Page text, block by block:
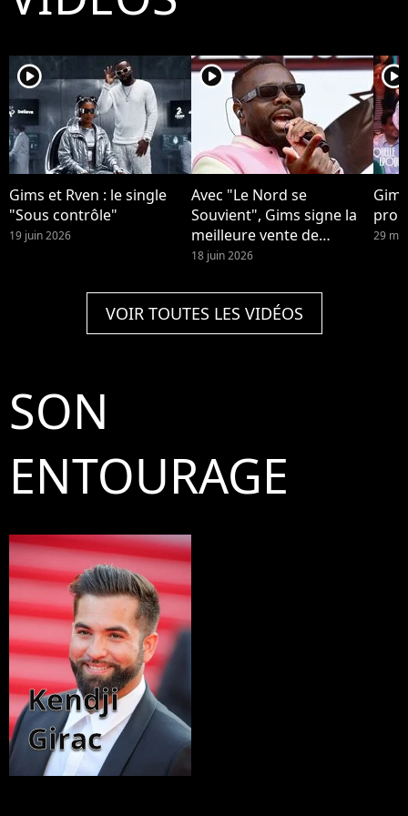
player2
Gims et Rven : le single
"Sous contrôle"
19 juin 2026
player2
Avec "Le Nord se
Souvient", Gims signe la
meilleure vente de
l'année.
18 juin 2026
player2
29
VOIR TOUTES LES VIDÉOS
SON
ENTOURAGE
Kendji
Girac